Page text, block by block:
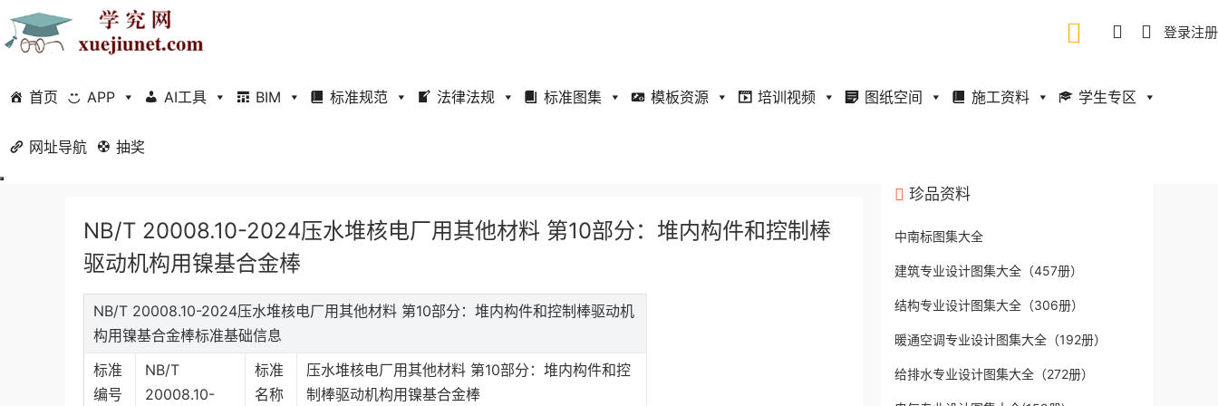
登录注册
首页 APP AI工具 BIM 标准规范 法律法规 标准图集 模板资源 培训视频 图纸空间 施工资料 学生专区
网址导航 抽奖
当前位置：首页
NB/T 20008.10-2024压水堆核电厂用其他材料 第10部分：堆内构件和控制棒
驱动机构用镍基合金棒
NB/T 20008.10-2024压水堆核电厂用其他材料 第10部分：堆内构件和控制棒驱动机
构用镍基合金棒标准基础信息
标准
编号
NB/T
20008.10-
标准
名称
压水堆核电厂用其他材料 第10部分：堆内构件和控
制棒驱动机构用镍基合金棒
珍品资料
中南标图集大全
建筑专业设计图集大全（457册）
结构专业设计图集大全（306册）
暖通空调专业设计图集大全（192册）
给排水专业设计图集大全（272册）